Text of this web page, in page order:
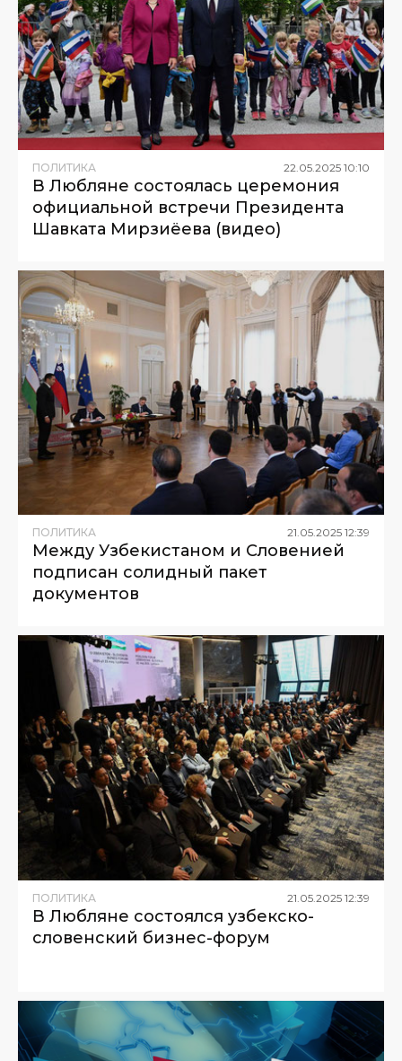
ПОЛИТИКА 22 05 2025 10:10
В Любляне состоялась церемония
официальной встречи Президента
Шавката Мирзиёева (видео)
ПОЛИТИКА 21.05.2025 12:39
Между Узбекистаном и Словенией
подписан солидный пакет
документов
ПОЛИТИКА 21 05 2025 12:39
В Любляне состоялся узбекско-
словенский бизнес-форум